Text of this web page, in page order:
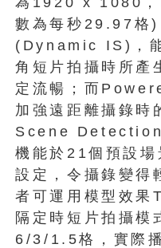
數為每秒29.97格)
(Dynamic IS)，
角短片拍攝時所產
定流暢；而
加強遠距離攝錄時
Scene Detection
機能於21個預設場
設定，令攝錄變得
者可運用模型效
隔定時短片拍攝模
6/3/1.5格，實際